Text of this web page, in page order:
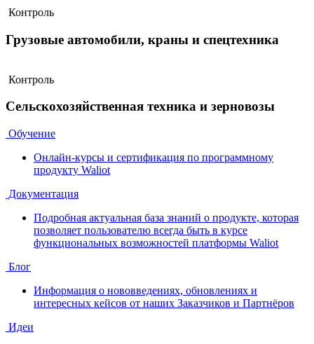
Контроль
Грузовые автомобили, краны и спецтехника
Контроль
Сельскохозяйственная техника и зерновозы
Обучение
Онлайн-курсы и сертификация по программному
продукту Waliot
Документация
Подробная актуальная база знаний о продукте, которая
позволяет пользователю всегда быть в курсе
функциональных возможностей платформы Waliot
Блог
Информация о нововведениях, обновлениях и
интересных кейсов от наших Заказчиков и Партнёров
Идеи